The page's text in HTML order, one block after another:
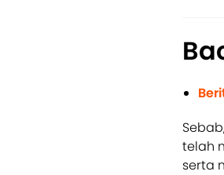
telah
serta